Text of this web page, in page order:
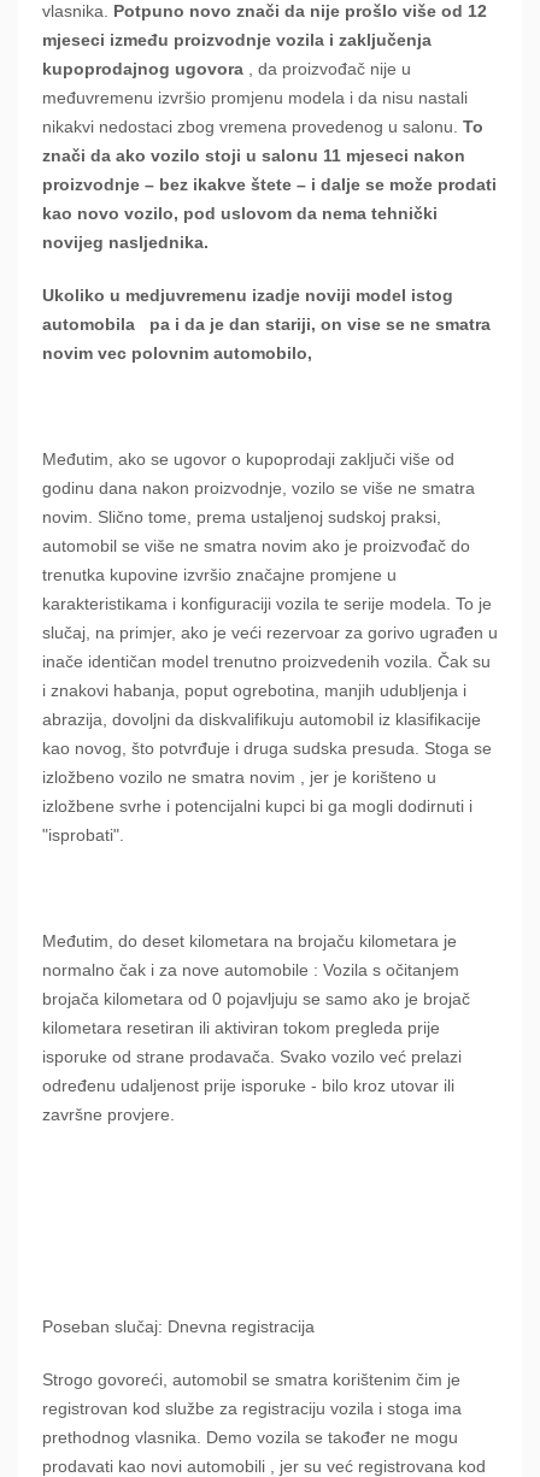
vlasnika. Potpuno novo znači da nije prošlo više od 12
mjeseci između proizvodnje vozila i zaključenja
kupoprodajnog ugovora , da proizvođač nije u
međuvremenu izvršio promjenu modela i da nisu nastali
nikakvi nedostaci zbog vremena provedenog u salonu. To
znači da ako vozilo stoji u salonu 11 mjeseci nakon
proizvodnje – bez ikakve štete – i dalje se može prodati
kao novo vozilo, pod uslovom da nema tehnički
novijeg nasljednika.
Ukoliko u medjuvremenu izadje noviji model istog
automobila pa i da je dan stariji, on vise se ne smatra
novim vec polovnim automobilo,
Međutim, ako se ugovor o kupoprodaji zaključi više od
godinu dana nakon proizvodnje, vozilo se više ne smatra
novim. Slično tome, prema ustaljenoj sudskoj praksi,
automobil se više ne smatra novim ako je proizvođač do
trenutka kupovine izvršio značajne promjene u
karakteristikama i konfiguraciji vozila te serije modela. To je
slučaj, na primjer, ako je veći rezervoar za gorivo ugrađen u
inače identičan model trenutno proizvedenih vozila. Čak su
i znakovi habanja, poput ogrebotina, manjih udubljenja i
abrazija, dovoljni da diskvalifikuju automobil iz klasifikacije
kao novog, što potvrđuje i druga sudska presuda. Stoga se
izložbeno vozilo ne smatra novim , jer je korišteno u
izložbene svrhe i potencijalni kupci bi ga mogli dodirnuti i
"isprobati".
Međutim, do deset kilometara na brojaču kilometara je
normalno čak i za nove automobile : Vozila s očitanjem
brojača kilometara od 0 pojavljuju se samo ako je brojač
kilometara resetiran ili aktiviran tokom pregleda prije
isporuke od strane prodavača. Svako vozilo već prelazi
određenu udaljenost prije isporuke - bilo kroz utovar ili
završne provjere.
Poseban slučaj: Dnevna registracija
Strogo govoreći, automobil se smatra korištenim čim je
registrovan kod službe za registraciju vozila i stoga ima
prethodnog vlasnika. Demo vozila se također ne mogu
prodavati kao novi automobili , jer su već registrovana kod